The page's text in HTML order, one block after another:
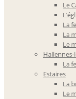
Le
La
La
Le
La
Estaires
La
Le